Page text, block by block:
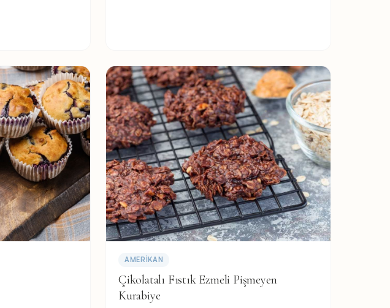
AMERIKAN
Çikolatalı Fıstık Ezmeli Pişmeyen
Kurabiye